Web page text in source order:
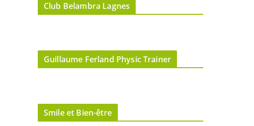
Club Belambra Lagnes
Guillaume Ferland Physic Trainer
Smile et Bien-être